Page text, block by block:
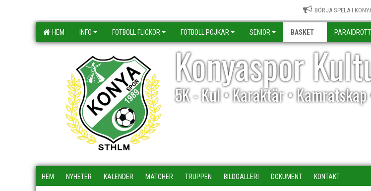
BÖRJA SPELA I
HEM INFO FOTBOLL FLICKOR FOTBOLL POJKAR SENIOR BASKET PARAIDROTT
Konyaspor
5K - Kul • Karaktär •
HEM NYHETER KALENDER MATCHER TRUPPEN BILDGALLERI DOKUMENT KONTAKT